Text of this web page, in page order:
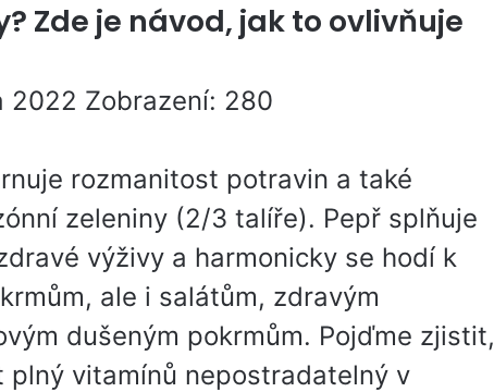
Zde je návod, jak to ovlivňuje
2022 Zobrazení: 280
rozmanitost potravin a také
zeleniny (2/3 talíře). Pepř splňuje
výživy a harmonicky se hodí k
ale i salátům, zdravým
dušeným pokrmům. Pojďme zjistit,
vitamínů nepostradatelný v